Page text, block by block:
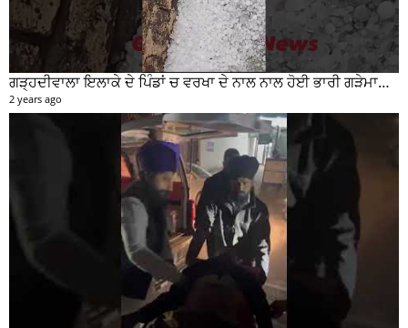
ਗੜ੍ਹਦੀਵਾਲਾ ਇਲਾਕੇ ਦੇ ਪਿੰਡਾਂ ਚ ਵਰਖਾ ਦੇ ਨਾਲ ਨਾਲ ਹੋਈ ਭਾਰੀ ਗੜੇਮਾਰੀ ਦੀਆਂ ਦੇਖੋ ਤਸਵੀਰਾਂ #garhdiwala #snow
2 years ago